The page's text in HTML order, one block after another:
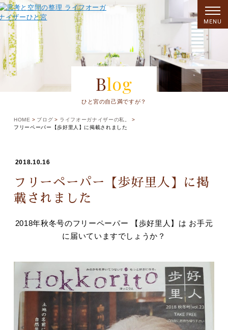
Blog
ひと宮の自己満ですが？
HOME ブログ
ライフオーガナイザーの私。
フリーペーパー【歩好里人】に掲載されました
2018.10.16
フリーペーパー【歩好里人】に掲
載されました
2018年秋冬号のフリーペーパー 【歩好里人】は お手元
に届いていますでしょうか？
MENU